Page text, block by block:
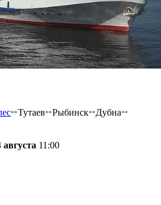
Тутаев Рыбинск
Дубна
августа 11:00